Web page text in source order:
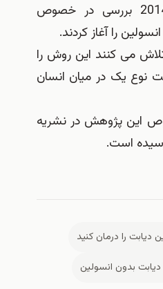
دانشمندان از سال 2014 بررسی در خصوص
را آغاز کردند.
می کنند این روش را
نوع یک در میان انسان
این پژوهش در نشریه
است.
دیابت را درمان کنید
بدون انسولین